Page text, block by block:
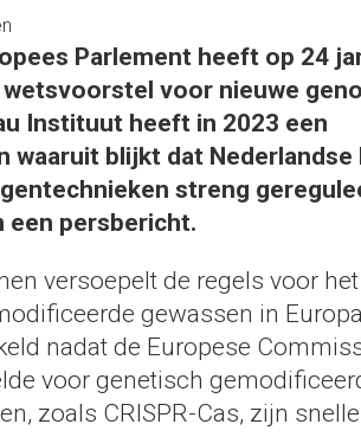
Parlement heeft op 24
voor nieuwe
Instituut heeft in 2023 een
waaruit blijkt dat Nederlandse
streng
een persbericht.
versoepelt de regels voor
gewassen in
nadat de Europese
voor genetisch
zoals CRISPR-Cas, zijn